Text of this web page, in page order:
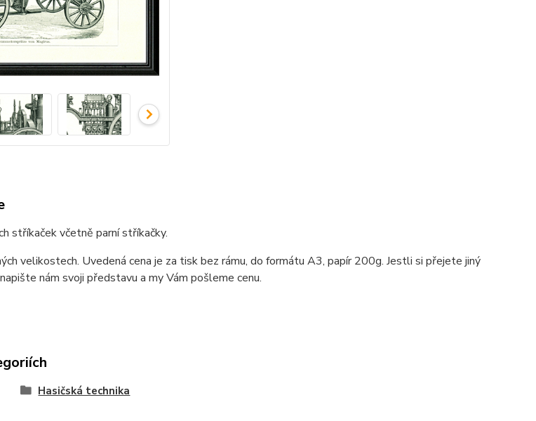
stříkaček včetně parní stříkačky.
velikostech. Uvedená cena je za tisk bez rámu, do formátu A3, papír 200g. Jestli si přejete jiný
nám svoji představu a my Vám pošleme cenu.
Hasičská technika